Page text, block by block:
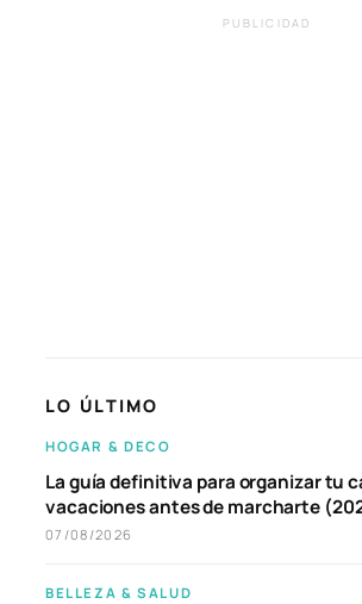
PUBLICIDAD
LO ÚLTIMO
HOGAR & DECO
La guía definitiva para organizar tu
vacaciones antes de marcharte
07/08/2026
BELLEZA & SALUD